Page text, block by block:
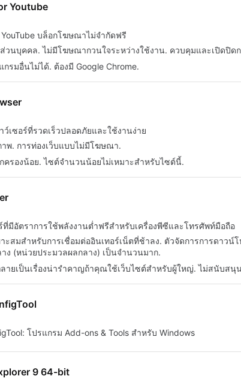
Youtube
บล็อกโฆษณาไม่จำกัดฟรี
วนบุคคล. ไม่มีโฆษณากวนใจระหว่างใช้งาน. ควบคุมและเปิดปิ
รมอื่นไม่ได้. ต้องมี Google Chrome.
ว์เซอร์ที่รวดเร็วปลอดภัยและใช้งานง่าย
พ. การท่องเว็บแบบไม่มีโฆษณา.
ครองน้อย. ไซต์จำนวนน้อยไม่เหมาะสำหรับไซต์นี้.
ร์ที่มีอัตราการใช้พลังงานต่ำฟรีสำหรับเครื่องพีซีและโทรศัพท์มือถือ
าะสมสำหรับการเชื่อมต่ออินเทอร์เน็ตที่ช้าลง. ตัวจัดการการดาว
ง (หน่วยประมวลผลกลาง) เป็นจำนวนมาก.
ลายเป็นเรื่องน่ารำคาญถ้าคุณใช้เว็บไซต์สำหรับผู้ใหญ่. ไม่สนับสนุ
โปรแกรม Add-ons & Tools สำหรับ Windows
9 64-bit